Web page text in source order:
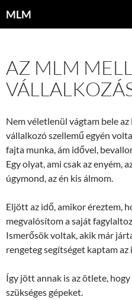
MLM
AZ MLM
Nem véletlenül vágtam bele
vállalkozó szellemű egyén
fajta munka, ám idővel,
Egy olyat, ami csak az enyém,
úgymond, az én kis álmom.
Eljött az idő, amikor éreztem,
megvalósítom a saját
Ismerősök voltak, akik már
rengeteg segítséget kaptam az
Így jött annak is az ötlete, hogy
szükséges gépeket.